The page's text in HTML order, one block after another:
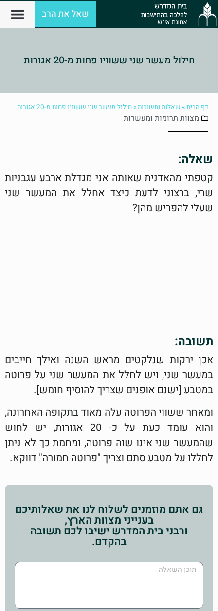
שאל את הרב
חילול מעשר שני ששוויו פחות מ-20 אגורות
דף הבית» שאלות ותשובות»חילול מעשר שני ששוויו פחות מ-20 אגורות
מצוות תרומות ומעשרות
שאלה:
קטפתי מהאדנית שאותה אני מגדלת ארבע עגבניות
שרי, ברצוני לדעת כיצד אחלל את המעשר שני
שעלי להפריש מהן?
תשובה:
אכן ירקות שנלקטים מראש השנה ואילך חייבים
במעשר שני, ויש לחלל את המעשר שני על פרוטה
במטבע [ישנם אופנים שצריך להוסיף חומש].
ומאחר ששווי הפרוטה עלה מאוד בתקופה האחרונה,
והוא עומד כעת על כ- 20 אגורות, יש לחוש
שהמעשר שני אינו שוה פרוטה, ומחמת כך לא ניתן
לחללו על מטבע סתם וצריך "פרוטה חמורה" דווקא.
גם אתם מוזמנים לשלוח לנו את שאלותיכם
בענייני מצוות הארץ,
ורבני בית המדרש ישיבו לכם תשובה
בהקדם.